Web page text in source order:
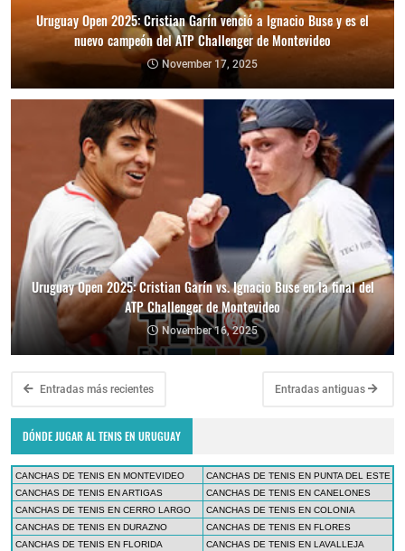
Uruguay Open 2025: Cristian Garín venció a Ignacio Buse y es el
nuevo campeón del ATP Challenger de Montevideo
November 17, 2025
Uruguay Open 2025: Cristian Garín vs. Ignacio Buse en la final del
ATP Challenger de Montevideo
November 16, 2025
Entradas más recientes Entradas antiguas
DÓNDE JUGAR AL TENIS EN URUGUAY
CANCHAS DE TENIS EN MONTEVIDEO
CANCHAS DE TENIS EN PUNTA DEL ESTE
CANCHAS DE TENIS EN ARTIGAS
CANCHAS DE TENIS EN CANELONES
CANCHAS DE TENIS EN CERRO LARGO
CANCHAS DE TENIS EN COLONIA
CANCHAS DE TENIS EN DURAZNO
CANCHAS DE TENIS EN FLORES
CANCHAS DE TENIS EN FLORIDA
CANCHAS DE TENIS EN LAVALLEJA